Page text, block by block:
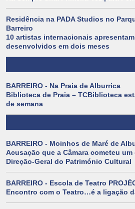
Residência na PADA Studios no
Barreiro
10 artistas internacionais
desenvolvidos em dois meses
BARREIRO - Na Praia de Alburrica
Biblioteca de Praia – TCBiblioteca
de semana
BARREIRO - Moinhos de Maré de
Acusação que a Câmara cometeu
Direção-Geral do Património Cultural
BARREIRO - Escola de Teatro
Encontro com o Teatro…é a ligação